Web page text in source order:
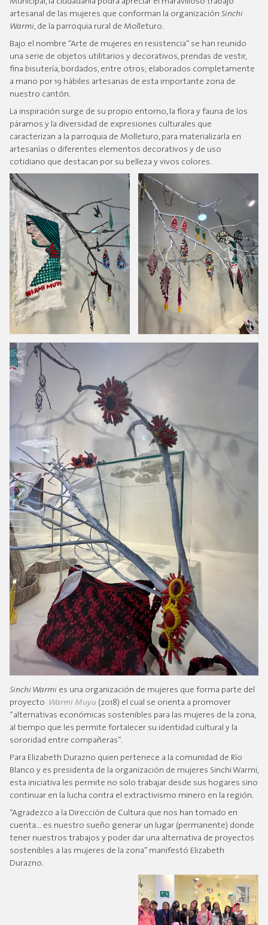
artesanal de las mujeres que conforman la organización Sinchi
Warmi, de la parroquia rural de Molleturo.
Bajo el nombre “Arte de mujeres en resistencia” se han reunido
una serie de objetos utilitarios y decorativos, prendas de vestir,
fina bisutería, bordados, entre otros; elaborados completamente
a mano por 19 hábiles artesanas de esta importante zona de
nuestro cantón.
La inspiración surge de su propio entorno, la flora y fauna de los
páramos y la diversidad de expresiones culturales que
caracterizan a la parroquia de Molleturo, para materializarla en
artesanías o diferentes elementos decorativos y de uso
cotidiano que destacan por su belleza y vivos colores.
Sinchi Warmi es una organización de mujeres que forma parte del
proyecto Warmi Muyu (2018) el cual se orienta a promover
“alternativas económicas sostenibles para las mujeres de la zona,
al tiempo que les permite fortalecer su identidad cultural y la
sororidad entre compañeras”.
Para Elizabeth Durazno quien pertenece a la comunidad de Río
Blanco y es presidenta de la organización de mujeres Sinchi Warmi,
esta iniciativa les permite no solo trabajar desde sus hogares sino
continuar en la lucha contra el extractivismo minero en la región.
“Agradezco a la Dirección de Cultura que nos han tomado en
cuenta… es nuestro sueño generar un lugar (permanente) donde
tener nuestros trabajos y poder dar una alternativa de proyectos
sostenibles a las mujeres de la zona” manifestó Elizabeth
Durazno.